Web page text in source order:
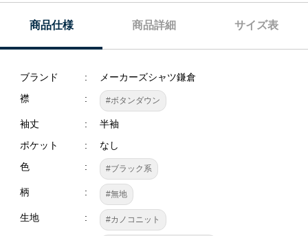
商品仕様 商品詳細 サイズ表
ブランド
メーカーズシャツ鎌倉
襟
#ボタンダウン
袖丈
半袖
ポケット
なし
色
#ブラック系
柄 #無地
生地 #カノコニット